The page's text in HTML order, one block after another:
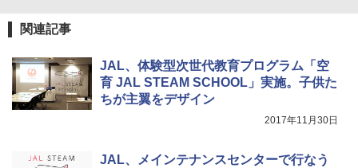
関連記事
JAL、体験型次世代教育プログラム「空
育 JAL STEAM SCHOOL」実施。子供た
ちが主翼をデザイン
2017年11月30日
JAL、メインテナンスセンターで行なう